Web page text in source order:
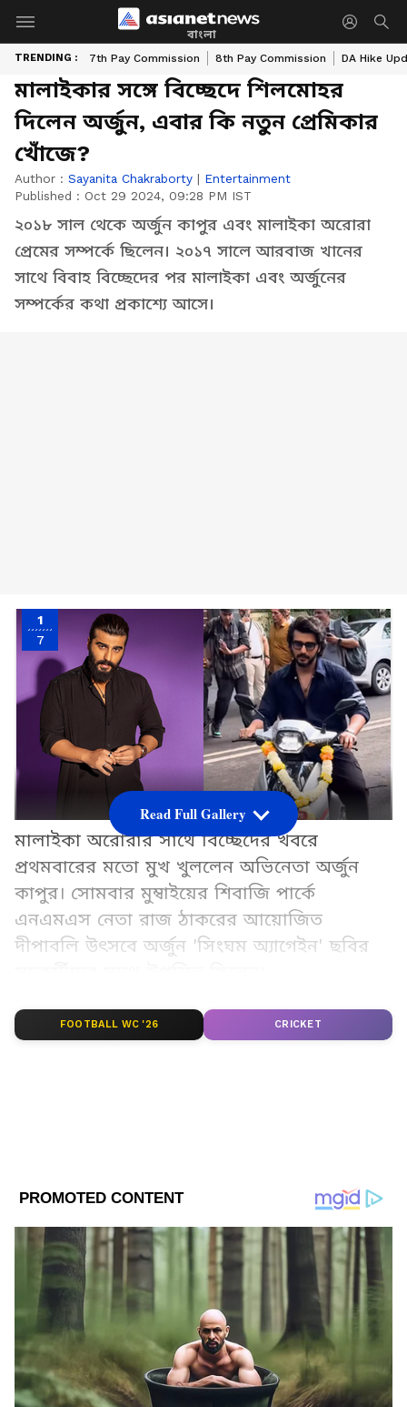
বাংলা
TRENDING : 7th Pay Commission 8th Pay Commission DA Hike
মালাইকার সঙ্গে বিচ্ছেদে শিলমোহর
দিলেন অর্জুন, এবার কি নতুন প্রেমিকার
খোঁজে?
Author : Sayanita Chakraborty | Entertainment
Published : Oct 29 2024, 09:28 PM IST
২০১৮ সাল থেকে অর্জুন কাপুর এবং মালাইকা অরোরা
প্রেমের সম্পর্কে ছিলেন। ২০১৭ সালে আরবাজ খানের
সাথে বিবাহ বিচ্ছেদের পর মালাইকা এবং অর্জুনের
সম্পর্কের কথা প্রকাশ্যে আসে।
1
7
মালাইকা অরোরার সাথে বিচ্ছেদের খবরে
প্রথমবারের মতো মুখ খুললেন অভিনেতা অর্জুন
কাপুর। সোমবার মুম্বাইয়ের শিবাজি পার্কে
এনএমএস নেতা রাজ ঠাকরের আয়োজিত
দীপাবলি উৎসবে অর্জুন 'সিংঘম অ্যাগেইন' ছবির
Add Asianetnews Bangla as a Preferred
সেখানে উপস্থিত সাংবাদিকদের সামনে ছবি তোলার
সময় এক প্রশ্নের জবাবে অর্জুন বলেন, "আমি এখন
সিঙ্গেল।" অর্জুন কাপুরের এই বক্তব্যের ভিডিও
ইতিমধ্যেই ভাইরাল হয়েছে।
Read Full Gallery
FOOTBALL WC '26 CRICKET